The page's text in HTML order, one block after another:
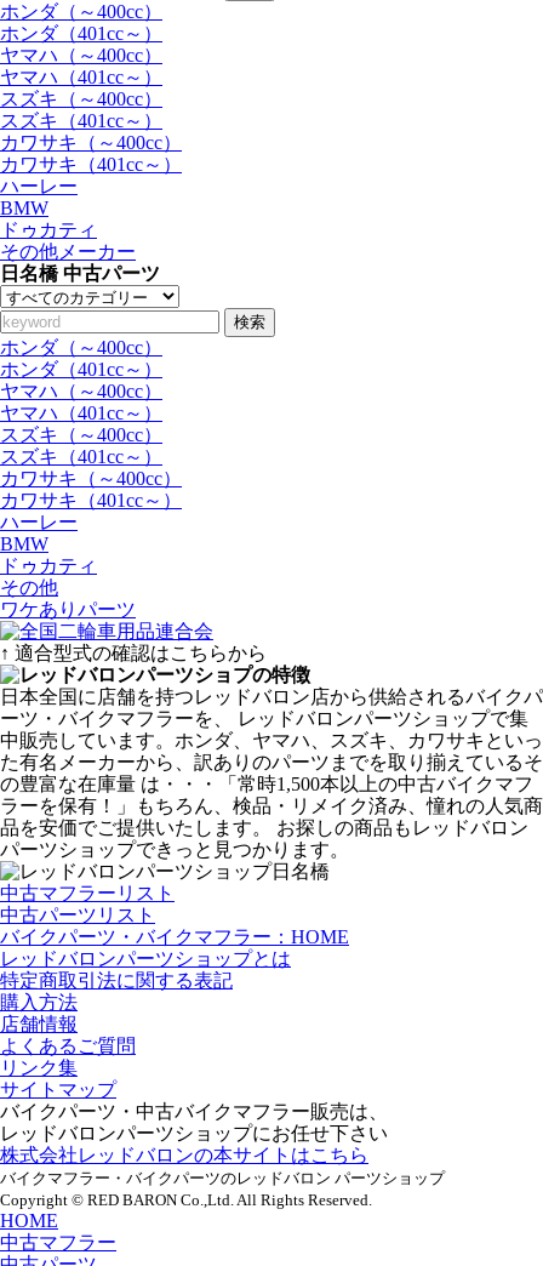
ホンダ（～400cc）
ホンダ（401cc～）
ヤマハ（～400cc）
ヤマハ（401cc～）
スズキ（～400cc）
スズキ（401cc～）
カワサキ（～400cc）
カワサキ（401cc～）
ハーレー
BMW
ドゥカティ
その他メーカー
日名橋 中古パーツ
検索
ホンダ（～400cc）
ホンダ（401cc～）
ヤマハ（～400cc）
ヤマハ（401cc～）
スズキ（～400cc）
スズキ（401cc～）
カワサキ（～400cc）
カワサキ（401cc～）
ハーレー
BMW
ドゥカティ
その他
ワケありパーツ
↑ 適合型式の確認はこちらから
日本全国に店舗を持つレッドバロン店から供給されるバイクパ
ーツ・バイクマフラーを、 レッドバロンパーツショップで集
中販売しています。ホンダ、ヤマハ、スズキ、カワサキといっ
た有名メーカーから、訳ありのパーツまでを取り揃えているそ
の豊富な在庫量 は・・・「常時1,500本以上の中古バイクマフ
ラーを保有！」もちろん、検品・リメイク済み、憧れの人気商
品を安価でご提供いたします。 お探しの商品もレッドバロン
パーツショップできっと見つかります。
中古マフラーリスト
中古パーツリスト
バイクパーツ・バイクマフラー：HOME
レッドバロンパーツショップとは
特定商取引法に関する表記
購入方法
店舗情報
よくあるご質問
リンク集
サイトマップ
バイクパーツ・中古バイクマフラー販売は、
レッドバロンパーツショップにお任せ下さい
株式会社レッドバロンの本サイトはこちら
バイクマフラー・バイクパーツのレッドバロン パーツショップ
Copyright © RED BARON Co.,Ltd. All Rights Reserved.
HOME
中古マフラー